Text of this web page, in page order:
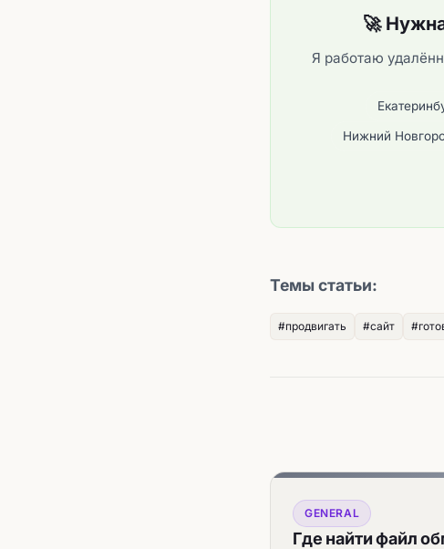
🚀
Я работаю
Нижний
Темы статьи:
#продвигать #сайт
GENERAL
Где найти файл